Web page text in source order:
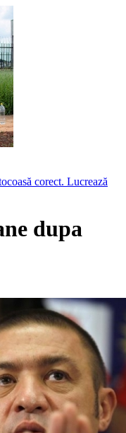
corect. Lucrează
dupa